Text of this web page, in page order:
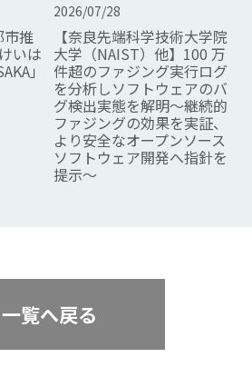
市推
いは
」
2026/07/28
【奈良先端科学技術大学院
大学（NAIST）他】100 万
件超のファジング実行ログ
を分析しソフトウェアのバ
グ検出実態を解明～継続的
ファジングの効果を実証、
より安全なオープンソース
ソフトウェア開発へ指針を
提示～
一覧へ戻る